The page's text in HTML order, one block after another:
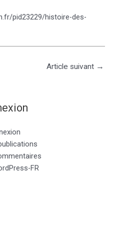
pid23229/histoire-des-
Article suivant →
FR